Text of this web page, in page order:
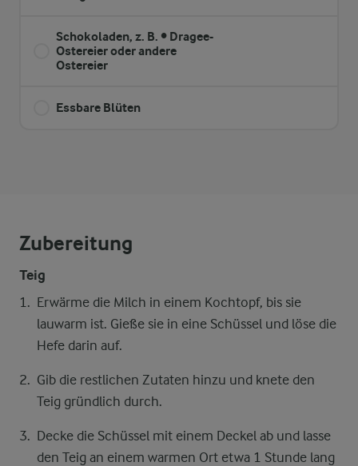
Schokoladen, z. B. • Dragee-
Ostereier oder andere
Ostereier
Essbare Blüten
Zubereitung
Teig
Erwärme die Milch in einem Kochtopf, bis sie
lauwarm ist. Gieße sie in eine Schüssel und löse die
Hefe darin auf.
Gib die restlichen Zutaten hinzu und knete den
Teig gründlich durch.
Decke die Schüssel mit einem Deckel ab und lasse
den Teig an einem warmen Ort etwa 1 Stunde lang